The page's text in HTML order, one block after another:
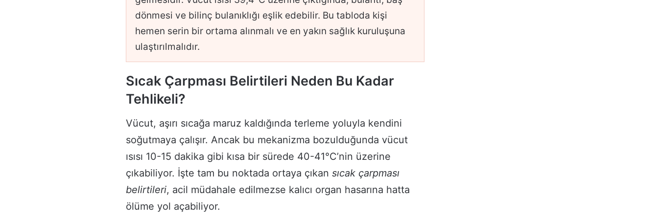
dönmesi ve bilinç bulanıklığı eşlik edebilir. Bu tabloda kişi
hemen serin bir ortama alınmalı ve en yakın sağlık kuruluşuna
ulaştırılmalıdır.
Sıcak Çarpması Belirtileri Neden Bu Kadar
Tehlikeli?
Vücut, aşırı sıcağa maruz kaldığında terleme yoluyla kendini
soğutmaya çalışır. Ancak bu mekanizma bozulduğunda vücut
ısısı 10-15 dakika gibi kısa bir sürede 40-41°C’nin üzerine
çıkabiliyor. İşte tam bu noktada ortaya çıkan sıcak çarpması
belirtileri, acil müdahale edilmezse kalıcı organ hasarına hatta
ölüme yol açabiliyor.